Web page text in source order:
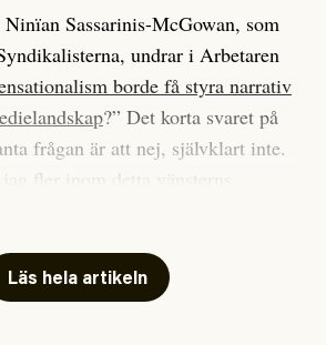
Sassarinis-McGowan, som
undrar i Arbetaren
borde få styra narrativ
?” Det korta svaret på
frågan är att nej, självklart inte.
fler inom detta vänsterns
sig till många snarare än att
Det har i alla fall fungerat för
Läs hela artikeln